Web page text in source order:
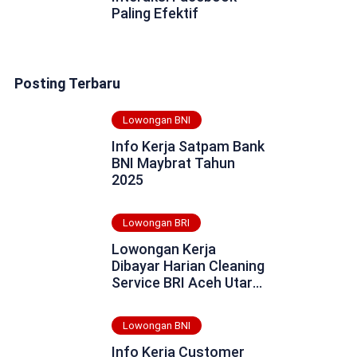
Paling Efektif
Posting Terbaru
Lowongan BNI
Info Kerja Satpam Bank
BNI Maybrat Tahun
2025
Lowongan BRI
Lowongan Kerja
Dibayar Harian Cleaning
Service BRI Aceh Utara
Lowongan BNI
Info Kerja Customer